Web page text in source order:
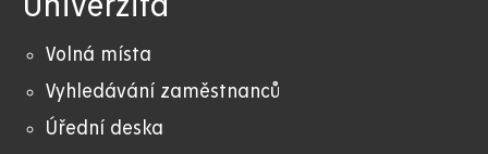
Volná místa
Vyhledávání zaměstnanců
Úřední deska